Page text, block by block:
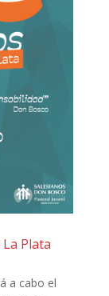
Plata
a cabo el